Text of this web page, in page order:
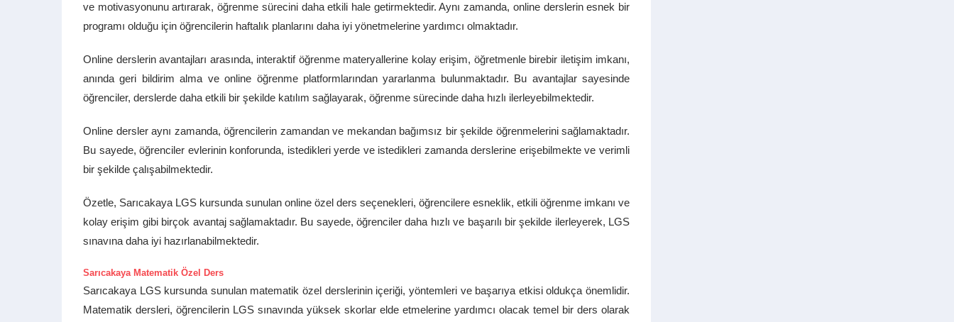
ve motivasyonunu artırarak, öğrenme sürecini daha etkili hale getirmektedir. Aynı zamanda, online derslerin esnek bir
programı olduğu için öğrencilerin haftalık planlarını daha iyi yönetmelerine yardımcı olmaktadır.
Online derslerin avantajları arasında, interaktif öğrenme materyallerine kolay erişim, öğretmenle birebir iletişim imkanı,
anında geri bildirim alma ve online öğrenme platformlarından yararlanma bulunmaktadır. Bu avantajlar sayesinde
öğrenciler, derslerde daha etkili bir şekilde katılım sağlayarak, öğrenme sürecinde daha hızlı ilerleyebilmektedir.
Online dersler aynı zamanda, öğrencilerin zamandan ve mekandan bağımsız bir şekilde öğrenmelerini sağlamaktadır.
Bu sayede, öğrenciler evlerinin konforunda, istedikleri yerde ve istedikleri zamanda derslerine erişebilmekte ve verimli
bir şekilde çalışabilmektedir.
Özetle, Sarıcakaya LGS kursunda sunulan online özel ders seçenekleri, öğrencilere esneklik, etkili öğrenme imkanı ve
kolay erişim gibi birçok avantaj sağlamaktadır. Bu sayede, öğrenciler daha hızlı ve başarılı bir şekilde ilerleyerek, LGS
sınavına daha iyi hazırlanabilmektedir.
Sarıcakaya Matematik Özel Ders
Sarıcakaya LGS kursunda sunulan matematik özel derslerinin içeriği, yöntemleri ve başarıya etkisi oldukça önemlidir.
Matematik dersleri, öğrencilerin LGS sınavında yüksek skorlar elde etmelerine yardımcı olacak temel bir ders olarak